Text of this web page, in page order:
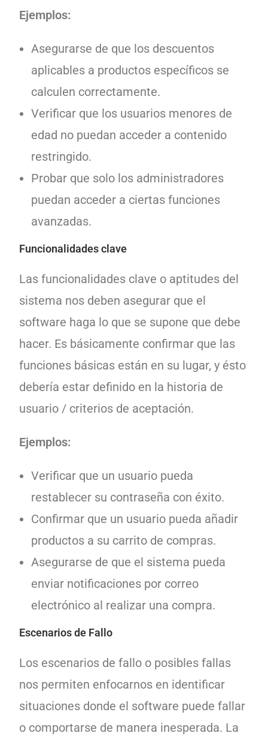
Ejemplos:
Asegurarse de que los descuentos
aplicables a productos específicos se
calculen correctamente.
Verificar que los usuarios menores de
edad no puedan acceder a contenido
restringido.
Probar que solo los administradores
puedan acceder a ciertas funciones
avanzadas.
Funcionalidades clave
Las funcionalidades clave o aptitudes del
sistema nos deben asegurar que el
software haga lo que se supone que debe
hacer. Es básicamente confirmar que las
funciones básicas están en su lugar, y ésto
debería estar definido en la historia de
usuario / criterios de aceptación.
Ejemplos:
Verificar que un usuario pueda
restablecer su contraseña con éxito.
Confirmar que un usuario pueda añadir
productos a su carrito de compras.
Asegurarse de que el sistema pueda
enviar notificaciones por correo
electrónico al realizar una compra.
Escenarios de Fallo
Los escenarios de fallo o posibles fallas
nos permiten enfocarnos en identificar
situaciones donde el software puede fallar
o comportarse de manera inesperada. La